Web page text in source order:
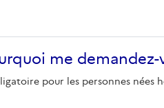
me
pour les personnes nées